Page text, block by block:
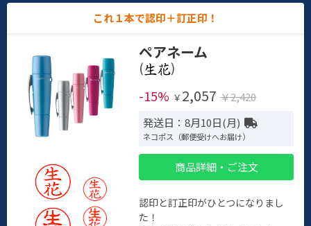
これ１本で認印＋訂正印！
ペアネーム
(
)
-15% ￥ 2,057 ￥2,420
発送日：8月10日(月)
ネコポス（郵便受けへお届け）
商品詳細・ご注文
認印と訂正印がひとつになりまし
た！